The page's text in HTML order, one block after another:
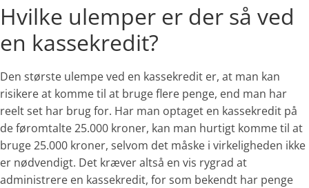
Hvilke ulemper er der så ved
en kassekredit?
Den største ulempe ved en kassekredit er, at man kan
risikere at komme til at bruge flere penge, end man har
reelt set har brug for. Har man optaget en kassekredit på
de føromtalte 25.000 kroner, kan man hurtigt komme til at
bruge 25.000 kroner, selvom det måske i virkeligheden ikke
er nødvendigt. Det kræver altså en vis rygrad at
administrere en kassekredit, for som bekendt har penge